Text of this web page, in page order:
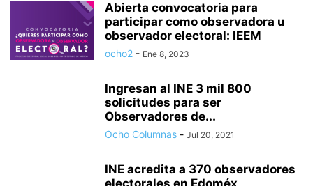
Abierta convocatoria para
participar como observadora u
observador electoral: IEEM
ocho2 - Ene 8, 2023
Ingresan al INE 3 mil 800
solicitudes para ser
Observadores de...
Ocho Columnas - Jul 20, 2021
INE acredita a 370 observadores
electorales en Edoméx